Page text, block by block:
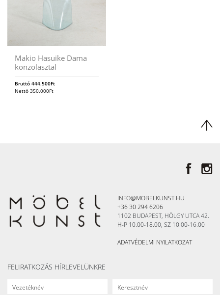
Makio Hasuike Dama
konzolasztal
Bruttó 444.500Ft
Nettó 350.000Ft
INFO@MOBELKUNST.HU
+36 30 294 6206
1102 BUDAPEST, HÖLGY UTCA 42.
H-P 10.00-18.00, SZ 10.00-16.00
ADATVÉDELMI NYILATKOZAT
FELIRATKOZÁS HÍRLEVELÜNKRE